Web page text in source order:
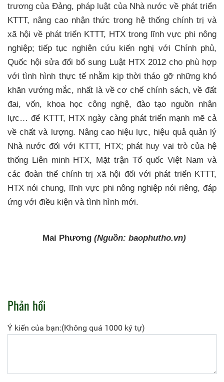
trương của Đảng, pháp luật của Nhà nước về phát triển
KTTT, nâng cao nhận thức trong hệ thống chính trị và
xã hội về phát triển KTTT, HTX trong lĩnh vực phi nông
nghiệp; tiếp tục nghiên cứu kiến nghị với Chính phủ,
Quốc hội sửa đổi bổ sung Luật HTX 2012 cho phù hợp
với tình hình thực tế nhằm kịp thời tháo gỡ những khó
khăn vướng mắc, nhất là về cơ chế chính sách, về đất
đai, vốn, khoa học công nghệ, đào tạo nguồn nhân
lực… để KTTT, HTX ngày càng phát triển mạnh mẽ cả
về chất và lượng. Nâng cao hiệu lực, hiệu quả quản lý
Nhà nước đối với KTTT, HTX; phát huy vai trò của hệ
thống Liên minh HTX, Mặt trận Tổ quốc Việt Nam và
các đoàn thể chính trị xã hội đối với phát triển KTTT,
HTX nói chung, lĩnh vực phi nông nghiệp nói riêng, đáp
ứng với điều kiện và tình hình mới.
Mai Phương (Nguồn: baophutho.vn)
Phản hồi
Ý kiến của bạn:(Không quá 1000 ký tự)